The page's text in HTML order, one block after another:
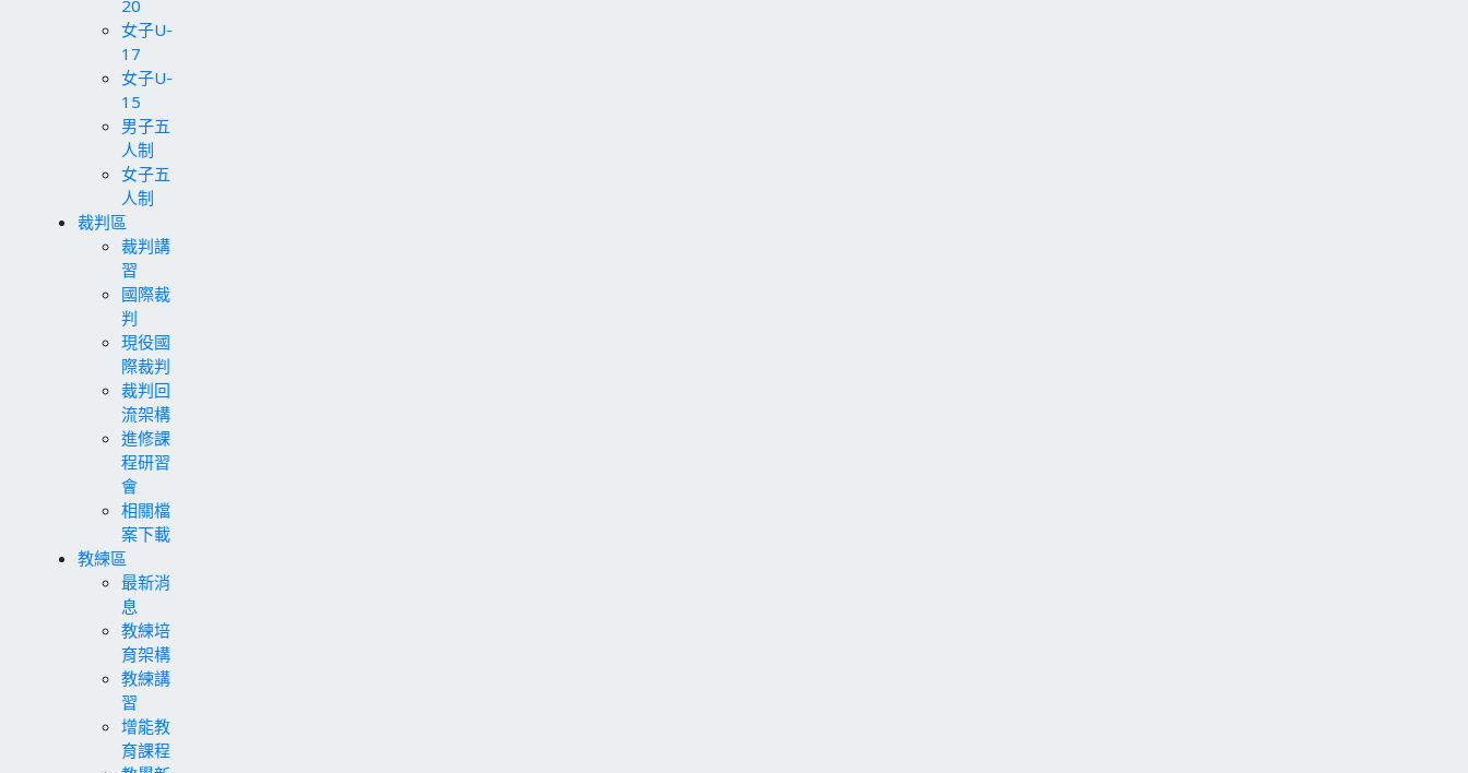
20
女子U-
17
女子U-
15
男子五
人制
女子五
人制
裁判區
裁判講
習
國際裁
判
現役國
際裁判
裁判回
流架構
進修課
程研習
會
相關檔
案下載
教練區
最新消
息
教練培
育架構
教練講
習
增能教
育課程